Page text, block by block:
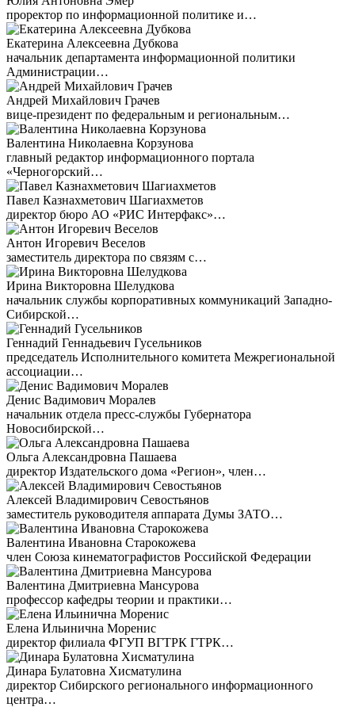
проректор по информационной политике и…
Екатерина Алексеевна Дубкова
начальник департамента информационной политики
Администрации…
Андрей Михайлович Грачев
вице-президент по федеральным и региональным…
Валентина Николаевна Корзунова
главный редактор информационного портала
«Черногорский…
Павел Казнахметович Шагиахметов
директор бюро АО «РИС Интерфакс»…
Антон Игоревич Веселов
заместитель директора по связям с…
Ирина Викторовна Шелудкова
начальник службы корпоративных коммуникаций Западно-
Сибирской…
Геннадий Геннадьевич Гусельников
председатель Исполнительного комитета Межрегиональной
ассоциации…
Денис Вадимович Моралев
начальник отдела пресс-службы Губернатора
Новосибирской…
Ольга Александровна Пашаева
директор Издательского дома «Регион», член…
Алексей Владимирович Севостьянов
заместитель руководителя аппарата Думы ЗАТО…
Валентина Ивановна Старокожева
член Союза кинематографистов Российской Федерации
Валентина Дмитриевна Мансурова
профессор кафедры теории и практики…
Елена Ильинична Моренис
директор филиала ФГУП ВГТРК ГТРК…
Динара Булатовна Хисматулина
директор Сибирского регионального информационного
центра…